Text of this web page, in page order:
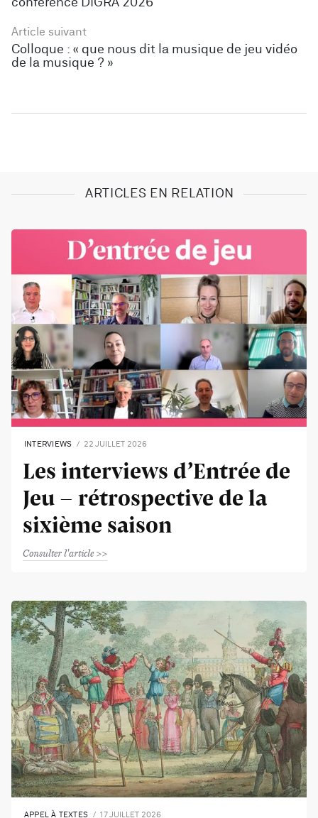
conférence DiGRA 2026
Article suivant
Colloque : « que nous dit la musique de jeu vidéo
de la musique ? »
ARTICLES EN RELATION
INTERVIEWS 22 JUILLET 2026
Les interviews d’Entrée de
Jeu - rétrospective de la
sixième saison
Consulter l'article
APPEL À TEXTES 17 JUILLET 2026